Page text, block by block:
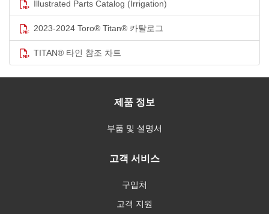
Illustrated Parts Catalog (Irrigation)
2023-2024 Toro® Titan® 카탈로그
TITAN® 타인 참조 차트
제품 정보
부품 및 설명서
고객 서비스
구입처
고객 지원